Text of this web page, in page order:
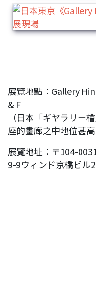
展覽地點：Gallery
& F
（日本「ギヤラリー
座的畫廊之中地位甚高
展覽地址：〒104-
9-9ウィンド京橋ビル